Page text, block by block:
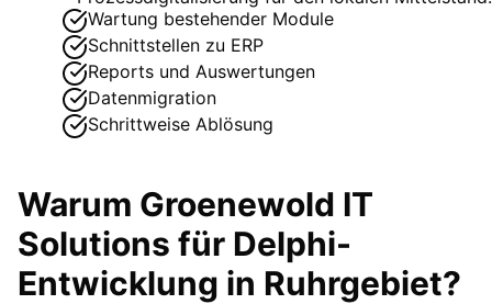
Wartung bestehender Module
Schnittstellen zu ERP
Reports und Auswertungen
Datenmigration
Schrittweise Ablösung
Warum Groenewold IT
Solutions für Delphi-
Entwicklung in Ruhrgebiet?